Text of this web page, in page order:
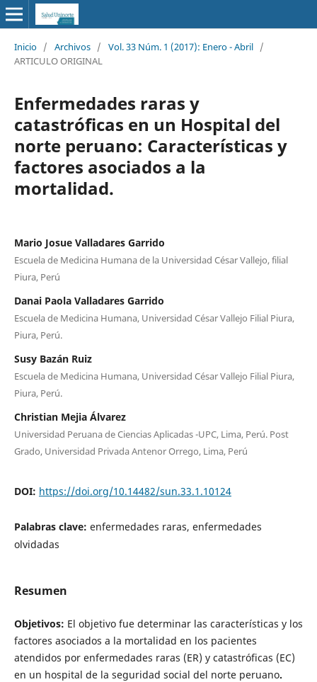
Inicio / Archivos / Vol. 33 Núm. 1 (2017): Enero - Abril /
ARTICULO ORIGINAL
Enfermedades raras y
catastróficas en un Hospital del
norte peruano: Características y
factores asociados a la
mortalidad.
Mario Josue Valladares Garrido
Escuela de Medicina Humana de la Universidad César Vallejo, filial
Piura, Perú
Danai Paola Valladares Garrido
Escuela de Medicina Humana, Universidad César Vallejo Filial Piura,
Piura, Perú.
Susy Bazán Ruiz
Escuela de Medicina Humana, Universidad César Vallejo Filial Piura,
Piura, Perú.
Christian Mejia Álvarez
Universidad Peruana de Ciencias Aplicadas -UPC, Lima, Perú. Post
Grado, Universidad Privada Antenor Orrego, Lima, Perú
DOI: https://doi.org/10.14482/sun.33.1.10124
Palabras clave: enfermedades raras, enfermedades
olvidadas
Resumen
Objetivos: El objetivo fue determinar las características y los
factores asociados a la mortalidad en los pacientes
atendidos por enfermedades raras (ER) y catastróficas (EC)
en un hospital de la seguridad social del norte peruano.